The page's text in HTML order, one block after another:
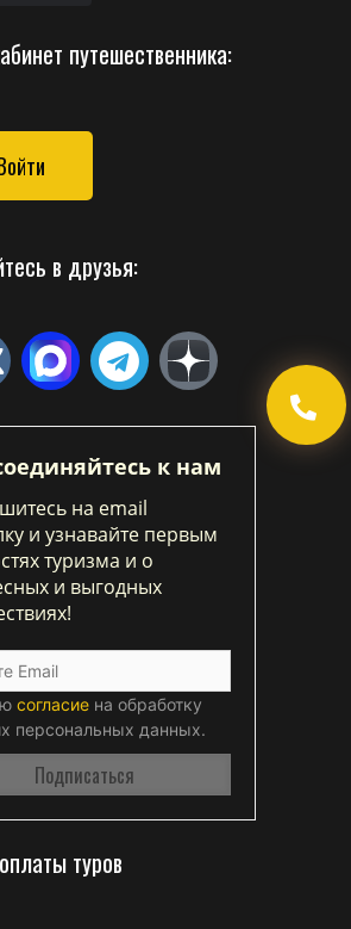
путешественника:
в друзья:
к нам
на email
и узнавайте первым
туризма и о
и выгодных
согласие на обработку
персональных данных.
туров